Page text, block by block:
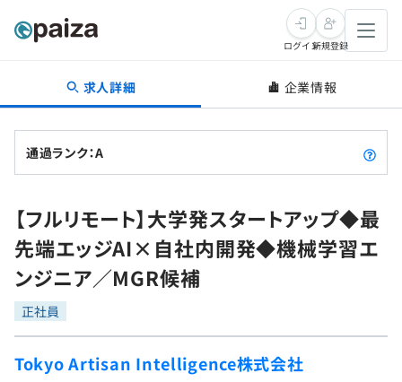
転職・キャリア
転職成功ガイド
転職エージェント
インタビュー
転職成功ガイド
新卒就活
求人検索
本選考
インターン
新卒エージェント
学習
問題集
4択課題
プログラミング言語
ゲーム・マンガ
ログイン新規登録
求人詳細 企業情報
通過ランク：A
【フルリモート】大学発スタートアップ◆最
先端エッジAI×自社内開発◆機械学習エ
ンジニア／MGR候補
正社員
Tokyo Artisan Intelligence株式会社